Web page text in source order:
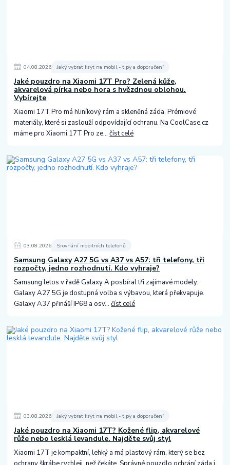
04.08.2026 Jaký vybrat kryt na mobil - tipy a doporučení
Jaké pouzdro na Xiaomi 17T Pro? Zelená kůže,
akvarelová pírka nebo hora s hvězdnou oblohou.
Vybírejte
Xiaomi 17T Pro má hliníkový rám a skleněná záda. Prémiové
materiály, které si zaslouží odpovídající ochranu. Na CoolCase.cz
máme pro Xiaomi 17T Pro ze...číst celé
03.08.2026 Srovnání mobilních telefonů
Samsung Galaxy A27 5G vs A37 vs A57: tři telefony, tři
rozpočty, jedno rozhodnutí. Kdo vyhraje?
Samsung letos v řadě Galaxy A posbíral tři zajímavé modely.
Galaxy A27 5G je dostupná volba s výbavou, která překvapuje.
Galaxy A37 přináší IP68 a osv...číst celé
03.08.2026 Jaký vybrat kryt na mobil - tipy a doporučení
Jaké pouzdro na Xiaomi 17T? Kožené flip, akvarelové
růže nebo lesklá levandule. Najděte svůj styl
Xiaomi 17T je kompaktní, lehký a má plastový rám, který se bez